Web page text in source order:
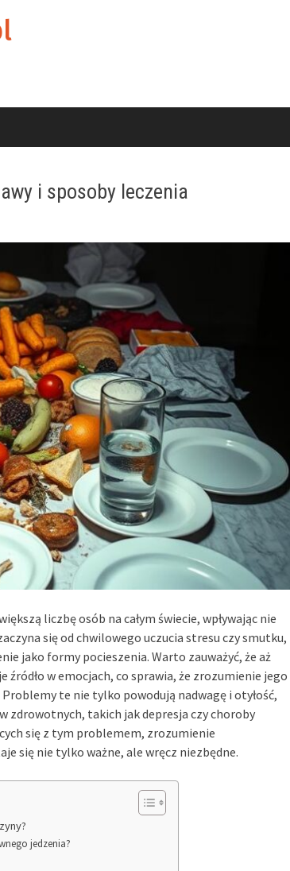
i sposoby leczenia
liczbę osób na całym świecie, wpływając nie
się od chwilowego uczucia stresu czy smutku,
jako formy pocieszenia. Warto zauważyć, że aż
w emocjach, co sprawia, że zrozumienie jego
te nie tylko powodują nadwagę i otyłość,
zdrowotnych, takich jak depresja czy choroby
się z tym problemem, zrozumienie
się nie tylko ważne, ale wręcz niezbędne.
jedzenia?